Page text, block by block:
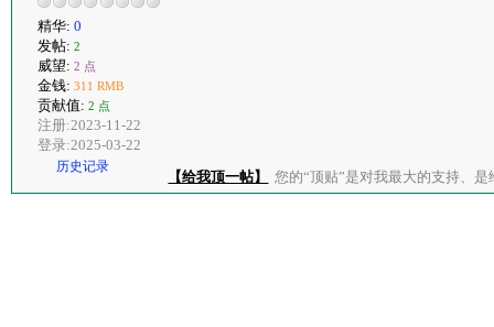
精华: 0
发帖: 2
威望: 2 点
金钱: 311 RMB
贡献值: 2 点
注册:2023-11-22
登录:2025-03-22
历史记录
【给我顶一帖】 您的“顶贴”是对我最大的支持、